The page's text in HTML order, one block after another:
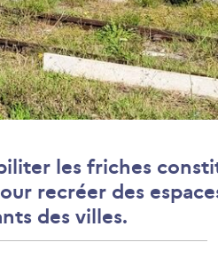
les friches
recréer des
des villes.